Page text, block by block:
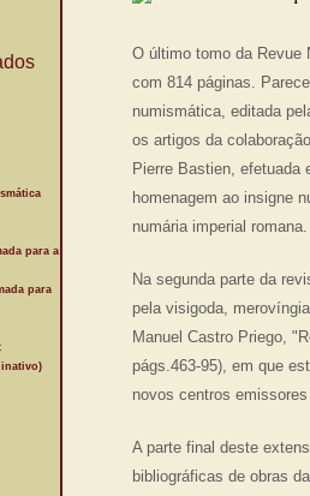
para a
para
inativo)
O último tomo da Revue
com 814 páginas.
numismática, editada
os artigos da
Pierre Bastien, efetuada
homenagem ao insigne
numária imperial romana.
Na segunda parte da
pela visigoda,
Manuel Castro Priego,
págs.463-95), em que
novos centros
A parte final deste
bibliográficas de obras